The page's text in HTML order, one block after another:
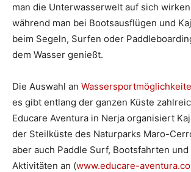
man die Unterwasserwelt auf sich
während man bei Bootsausflügen und
beim Segeln, Surfen oder
dem Wasser genießt.
Die Auswahl an
es gibt entlang der ganzen Küste
Educare Aventura in Nerja organisiert
der Steilküste des Naturparks Maro-
aber auch Paddle Surf, Bootsfahrten und
Aktivitäten an (www.educare-